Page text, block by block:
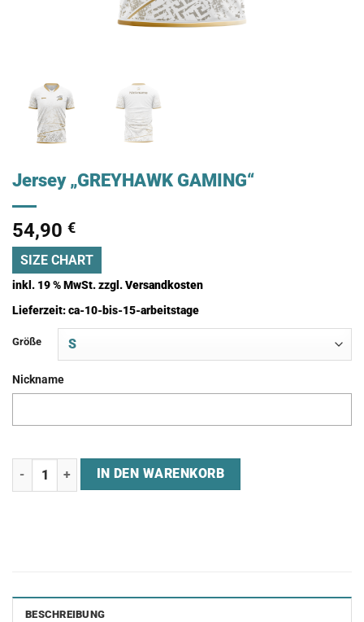
Jersey „GREYHAWK GAMING“
54,90 €
SIZE CHART
inkl. 19 % MwSt.zzgl.Versandkosten
Lieferzeit:ca-10-bis-15-arbeitstage
Größe
Nickname
Jersey "GREYHAWK GAMING" Menge
IN DEN WARENKORB
BESCHREIBUNG